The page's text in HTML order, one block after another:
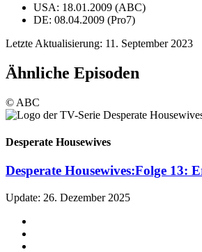
USA: 18.01.2009 (ABC)
DE: 08.04.2009 (Pro7)
Letzte Aktualisierung: 11. September 2023
Ähnliche Episoden
© ABC
Desperate Housewives
Desperate Housewives:Folge 13:
Update: 26. Dezember 2025